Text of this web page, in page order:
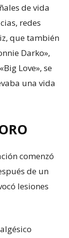
de vida
redes
que también
Darko»,
Love», se
una vida
comenzó
de un
lesiones